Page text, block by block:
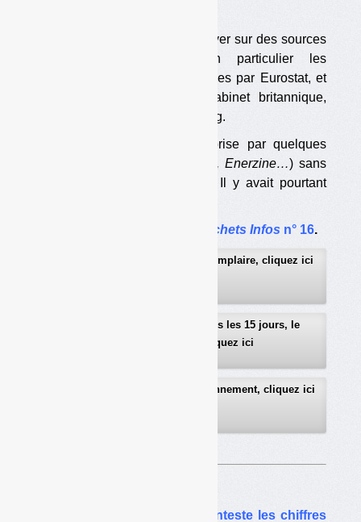
de GAIA dit s’appuyer sur des sources
a priori incontestables, en particulier les
statistiques européennes fournies par Eurostat, et
une étude menée par un cabinet britannique,
Eunomia Research & Consulting.
L’information a donc été reprise par quelques
Actu Environnement, Enerzine…) sans
qu’elle soit mise en question. Il y avait pourtant
Déchets Infosn° 16.
Pour recevoir gratuitement un exemplaire, cliquez ici
Pour recevoir gratuitement, tous les 15 jours, le
sommaire détaillé, cliquez ici
Pour télécharger le bulletin d’abonnement, cliquez ici
Statistiques : la Fnade conteste les chiffres